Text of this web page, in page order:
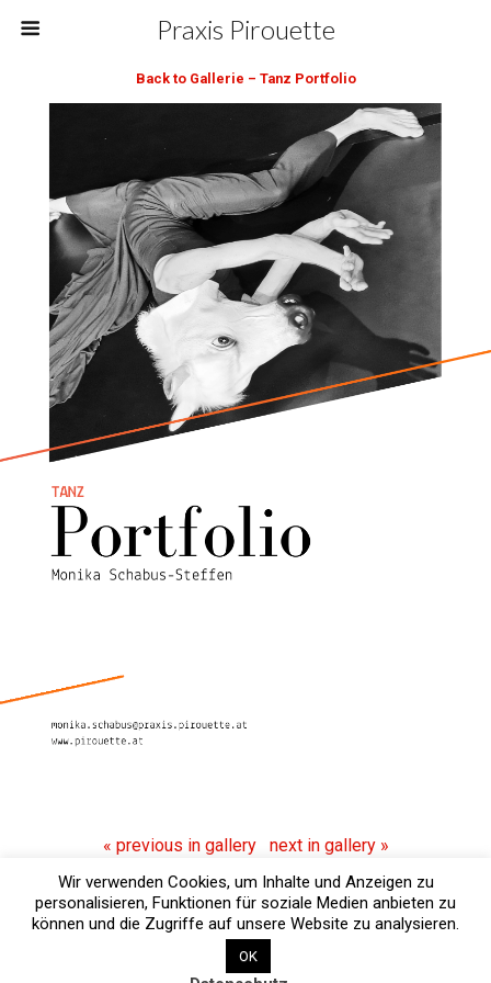
Praxis Pirouette
Back to Gallerie – Tanz Portfolio
« previous in gallery next in gallery »
Wir verwenden Cookies, um Inhalte und Anzeigen zu
personalisieren, Funktionen für soziale Medien anbieten zu
können und die Zugriffe auf unsere Website zu analysieren.
OK
Powered by
WPtouch Mobile Suite for WordPress
Back to top